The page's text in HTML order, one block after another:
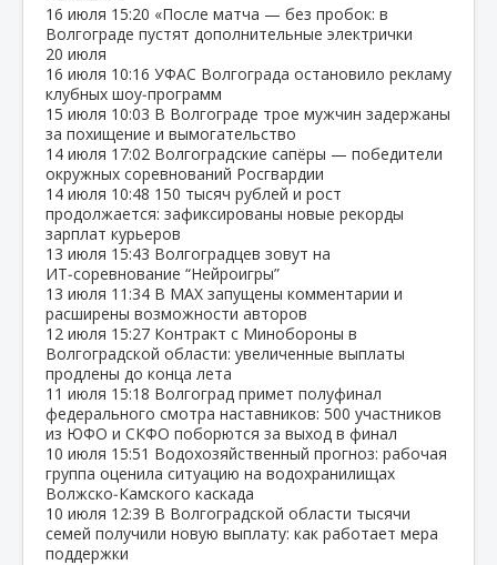
16 июля 15:20 «После матча — без пробок: в
Волгограде пустят дополнительные электрички
20 июля
16 июля 10:16 УФАС Волгограда остановило рекламу
клубных шоу‑программ
15 июля 10:03 В Волгограде трое мужчин задержаны
за похищение и вымогательство
14 июля 17:02 Волгоградские сапёры — победители
окружных соревнований Росгвардии
14 июля 10:48 150 тысяч рублей и рост
продолжается: зафиксированы новые рекорды
зарплат курьеров
13 июля 15:43 Волгоградцев зовут на
ИТ‑соревнование “Нейроигры”
13 июля 11:34 В МАХ запущены комментарии и
расширены возможности авторов
12 июля 15:27 Контракт с Минобороны в
Волгоградской области: увеличенные выплаты
продлены до конца лета
11 июля 15:18 Волгоград примет полуфинал
федерального смотра наставников: 500 участников
из ЮФО и СКФО поборются за выход в финал
10 июля 15:51 Водохозяйственный прогноз: рабочая
группа оценила ситуацию на водохранилищах
Волжско‑Камского каскада
10 июля 12:39 В Волгоградской области тысячи
семей получили новую выплату: как работает мера
поддержки